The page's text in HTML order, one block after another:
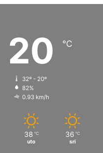
20 ℃
32º - 20º
82%
0.93 km/h
38 ℃
uto
36 ℃
sri